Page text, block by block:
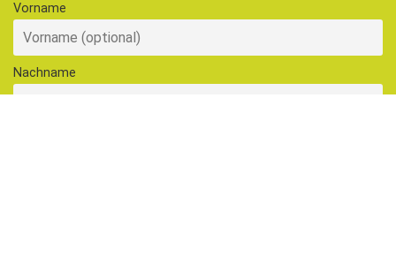
Vorname
Nachname